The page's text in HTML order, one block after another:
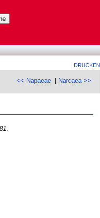
DRUCKEN
<< Napaeae Narcaea >>